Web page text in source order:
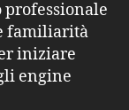
professionale
familiarità
iniziare
engine